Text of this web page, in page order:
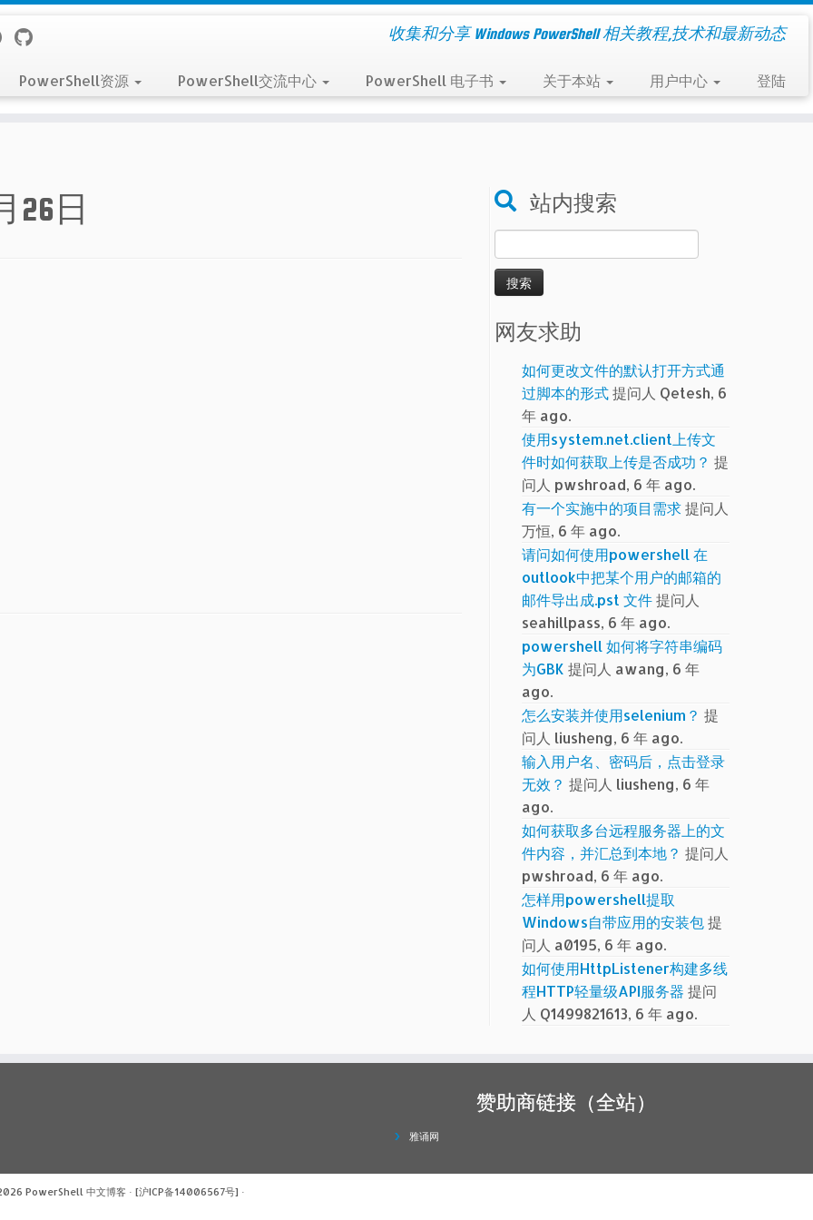
收集和分享 Windows PowerShell 相关教程,技术和最新动态
PowerShell资源 PowerShell交流中心 PowerShell 电子书 关于本站 用户中心 登陆
26日 站内搜索
索：
网友求助
如何更改文件的默认打开方式通
过脚本的形式提问人 Qetesh, 6
年 ago.
使用system.net.client上传文
件时如何获取上传是否成功？ 提
问人 pwshroad, 6 年 ago.
有一个实施中的项目需求提问人
万恒, 6 年 ago.
请问如何使用powershell 在
outlook中把某个用户的邮箱的
邮件导出成.pst 文件提问人
seahillpass, 6 年 ago.
powershell 如何将字符串编码
为GBK 提问人 awang, 6 年
ago.
怎么安装并使用selenium？ 提
问人 liusheng, 6 年 ago.
输入用户名、密码后，点击登录
无效？ 提问人 liusheng, 6 年
ago.
如何获取多台远程服务器上的文
件内容，并汇总到本地？ 提问人
pwshroad, 6 年 ago.
怎样用powershell提取
Windows自带应用的安装包提
问人 a0195, 6 年 ago.
如何使用HttpListener构建多线
程HTTP轻量级API服务器 提问
人 Q1499821613, 6 年 ago.
赞助商链接（全站）
雅诵网
PowerShell 中文博客 · [沪ICP备14006567号] ·